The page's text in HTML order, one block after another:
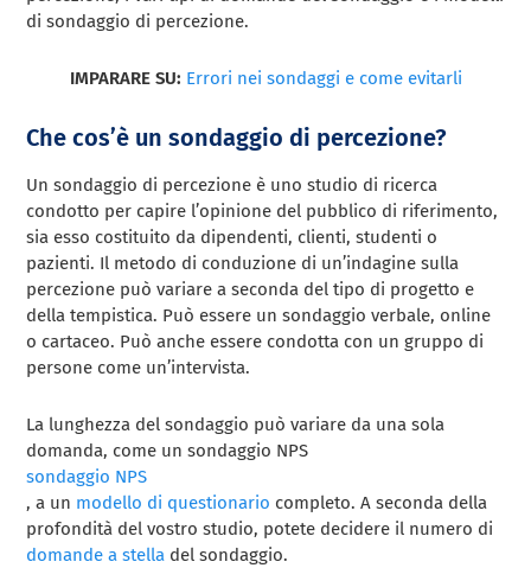
di sondaggio di percezione.
IMPARARE SU: Errori nei sondaggi e come evitarli
Che cos’è un sondaggio di percezione?
Un sondaggio di percezione è uno studio di ricerca
condotto per capire l’opinione del pubblico di riferimento,
sia esso costituito da dipendenti, clienti, studenti o
pazienti. Il metodo di conduzione di un’indagine sulla
percezione può variare a seconda del tipo di progetto e
della tempistica. Può essere un sondaggio verbale, online
o cartaceo. Può anche essere condotta con un gruppo di
persone come un’intervista.
La lunghezza del sondaggio può variare da una sola
domanda, come un sondaggio NPS
sondaggio NPS
, a un modello di questionario completo. A seconda della
profondità del vostro studio, potete decidere il numero di
domande a stella del sondaggio.